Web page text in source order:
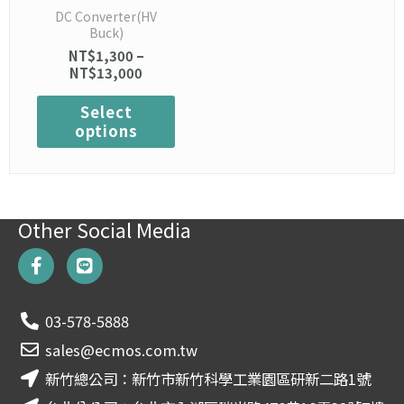
DC Converter(HV
Buck)
NT$1,300 –
NT$13,000
Select
options
Other Social Media
F
a
c
b
o
o
k
L
i
n
e
03-578-5888
sales@ecmos.com.tw
新竹總公司：新竹市新竹科學工業園區研新二路1號